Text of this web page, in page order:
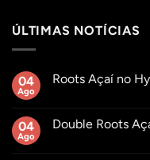
ÚLTIMAS NOTÍCIAS
04
Ago
Roots Açaí no
Roots
04
Ago
Double Roots